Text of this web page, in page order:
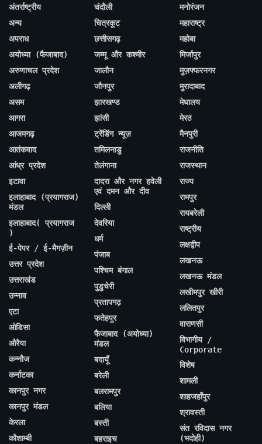
अंतर्राष्ट्रीय
अन्य
अपराध
अयोध्या (फैजाबाद)
अरुणाचल प्रदेश
अलीगढ़
असम
आगरा
आजमगढ़
आतंकवाद
आंध्र प्रदेश
इटावा
इलाहाबाद (प्रयागराज)
मंडल
इलाहाबाद( प्रयागराज
)
ई-पेपर / ई-मैगज़ीन
उत्तर प्रदेश
उत्तराखंड
उन्नाव
एटा
ओडिसा
औरैया
कन्नौज
कर्नाटका
कानपुर नगर
कानपुर मंडल
केरला
कौशाम्बी
चंदौली
चित्रकूट
छत्तीसगढ़
जम्मू और कश्मीर
जालौन
जौनपुर
झारखण्ड
झांसी
ट्रेंडिंग न्यूज़
तमिलनाडु
तेलंगाना
दादरा और नगर हवेली
एवं दमन और दीव
दिल्ली
देवरिया
धर्म
पंजाब
पश्चिम बंगाल
पुडुचेरी
प्रतापगढ़
फतेहपुर
फैजाबाद (अयोध्या)
मंडल
बदायूँ
बरेली
बलरामपुर
बलिया
बस्ती
बहराइच
मनोरंजन
महाराष्ट्र
महोबा
मिर्जापुर
मुज़फ्फरनगर
मुरादाबाद
मेघालय
मेरठ
मैनपुरी
राजनीति
राजस्थान
राज्य
रामपुर
रायबरेली
राष्ट्रीय
लक्षद्वीप
लखनऊ
लखनऊ मंडल
लखीमपुर खीरी
ललितपुर
वाराणसी
विभागीय /
Corporate
विशेष
शामली
शाहजहाँपुर
श्रावस्ती
संत रविदास नगर
(भदोही)